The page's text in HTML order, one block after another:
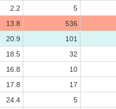
2.2 5
13.8 536
20.9 101
18.5 32
16.8 10
17.8 17
24.4 5